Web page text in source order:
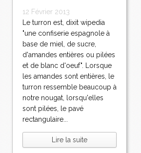
12 Février 2013
Le turron est, dixit wipedia
"une confiserie espagnole à
base de miel, de sucre,
d'amandes entières ou pilées
et de blanc d'oeuf". Lorsque
les amandes sont entières, le
turron ressemble beaucoup à
notre nougat, lorsqu'elles
sont pilées, le pavé
rectangulaire...
Lire la suite